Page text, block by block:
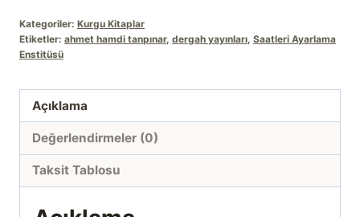
adet
Kategoriler: Kurgu Kitaplar
Etiketler: ahmet hamdi tanpınar, dergah yayınları, Saatleri Ayarlama
Enstitüsü
Açıklama
Değerlendirmeler (0)
Taksit Tablosu